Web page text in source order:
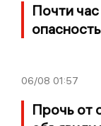
Почти
06/08 01:57
Прочь от